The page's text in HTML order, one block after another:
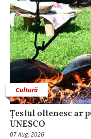
Cultură
Țestul oltenesc ar
UNESCO
07 Aug, 2026